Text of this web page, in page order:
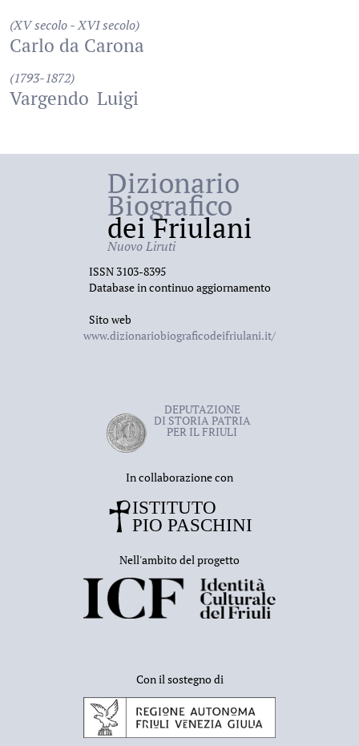
(XV secolo - XVI secolo)
Carlo da Carona
(1793-1872)
Vargendo Luigi
Dizionario
Biografico
dei Friulani
Nuovo Liruti
ISSN 3103-8395
Database in continuo aggiornamento
Sito web
www.dizionariobiograficodeifriulani.it/
DEPUTAZIONE
DI STORIA PATRIA
PER IL FRIULI
In collaborazione con
Nell'ambito del progetto
Con il sostegno di